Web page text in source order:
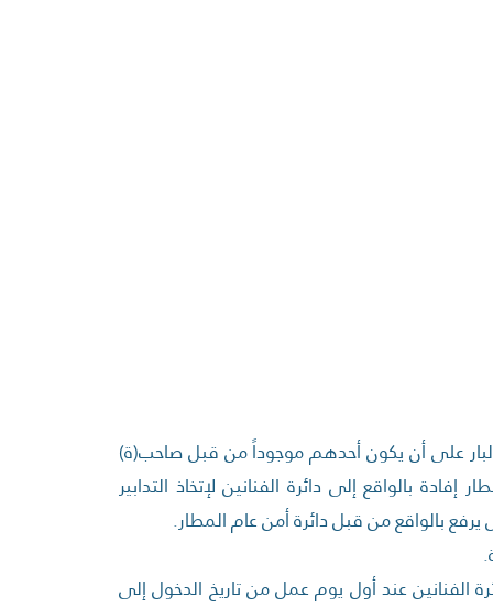
على أن يكون أحدهم موجوداً من قبل صاحب(ة)
بالواقع إلى دائرة الفنانين لإتخاذ التدابير
بالواقع من قبل دائرة أمن عام المطار.
سمة مرور لمدة /48/ ساعة لمراجعة دائرة الفنانين عند أول يوم عمل من تاريخ الدخول إلى